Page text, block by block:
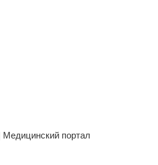
| Медицинский портал